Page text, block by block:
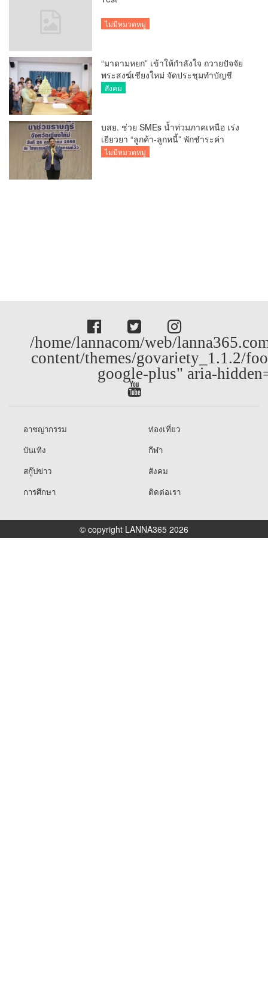
ไม่มีหมวดหมู่
“มาดามหยก” เข้าให้กำลังใจ ถวายปัจจัย
พระสงฆ์เชียงใหม่ จัดประชุมทำบัญชี
รายรับรายจ่ายของวัด กว่า 300 รูป ที่วัด
สังคม
บสย. ช่วย SMEs น้ำท่วมภาคเหนือ เร่ง
เยียวยา “ลูกค้า-ลูกหนี้” พักชำระค่า
ธรรมเนียม-ค่างวด
ไม่มีหมวดหมู่
/home/lannacom/web/
content/themes/govariety_1.1.2/
google-plus" aria-
อาชญากรรม
ท่องเที่ยว
บันเทิง
กีฬา
สกู๊ปข่าว
สังคม
การศึกษา
ติดต่อเรา
© copyright LANNA365 2026